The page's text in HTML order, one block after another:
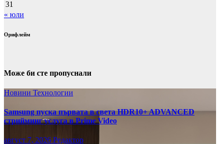
31
« юли
Орифлейм
Може би сте пропуснали
Новини Технологии
Samsung пуска първата в света HDR10+ ADVANCED
стрийминг услуга в Prime Video
август 7, 2026 Редактор